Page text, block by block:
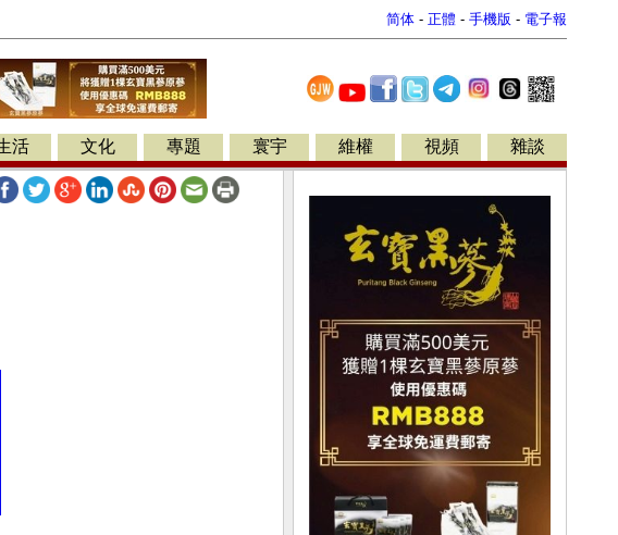
简体 - 正體 - 手機版 - 電子報
活 文化 專題 寰宇 維權 視頻 雜談